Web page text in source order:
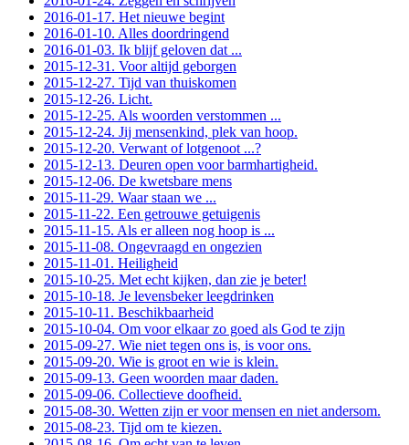
2016-01-17. Het nieuwe begint
2016-01-10. Alles doordringend
2016-01-03. Ik blijf geloven dat ...
2015-12-31. Voor altijd geborgen
2015-12-27. Tijd van thuiskomen
2015-12-26. Licht.
2015-12-25. Als woorden verstommen ...
2015-12-24. Jij mensenkind, plek van hoop.
2015-12-20. Verwant of lotgenoot ...?
2015-12-13. Deuren open voor barmhartigheid.
2015-12-06. De kwetsbare mens
2015-11-29. Waar staan we ...
2015-11-22. Een getrouwe getuigenis
2015-11-15. Als er alleen nog hoop is ...
2015-11-08. Ongevraagd en ongezien
2015-11-01. Heiligheid
2015-10-25. Met echt kijken, dan zie je beter!
2015-10-18. Je levensbeker leegdrinken
2015-10-11. Beschikbaarheid
2015-10-04. Om voor elkaar zo goed als God te zijn
2015-09-27. Wie niet tegen ons is, is voor ons.
2015-09-20. Wie is groot en wie is klein.
2015-09-13. Geen woorden maar daden.
2015-09-06. Collectieve doofheid.
2015-08-30. Wetten zijn er voor mensen en niet andersom.
2015-08-23. Tijd om te kiezen.